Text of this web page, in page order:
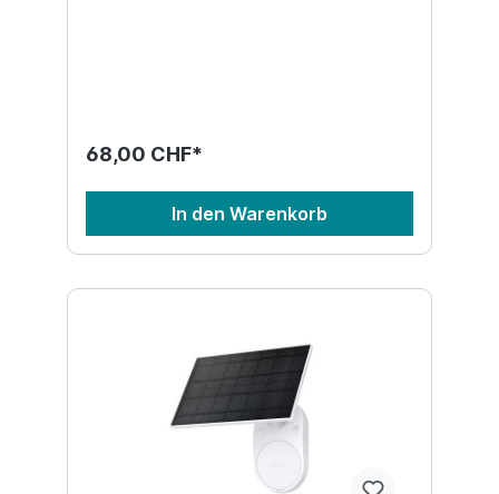
68,00 CHF*
In den Warenkorb